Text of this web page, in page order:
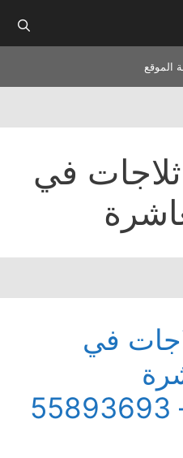
الموقع
في
في